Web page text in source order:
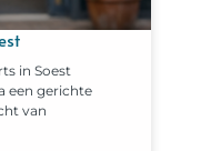
in Soest
een gerichte
van